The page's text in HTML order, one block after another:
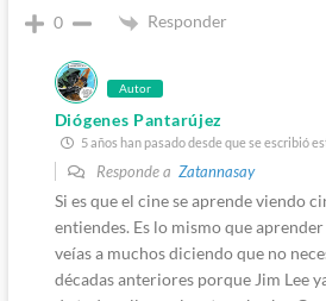
0 Responder
Autor
Diógenes Pantarújez
5 años han pasado desde que se escribió
Responde a Zatannasay
Si es que el cine se aprende viendo
entiendes. Es lo mismo que
veías a muchos diciendo que no
décadas anteriores porque Jim Lee